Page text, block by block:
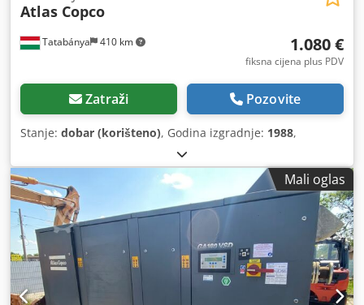
Tatabánya 410 km
Atlas Copco
1.080 €
fiksna cijena plus PDV
Zatraži Pozovite
Stanje: dobar (korišteno), Godina izgradnje: 1988,
Mali oglas